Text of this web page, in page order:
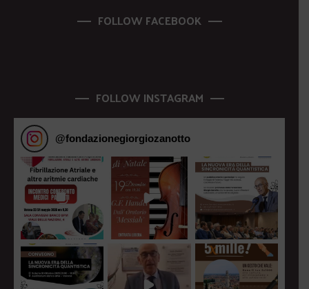
FOLLOW FACEBOOK
FOLLOW INSTAGRAM
@fondazionegiorgiozanotto